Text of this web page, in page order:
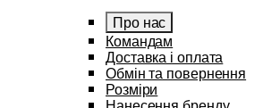
Про нас
Командам
Доставка і оплата
Обмін та повернення
Розміри